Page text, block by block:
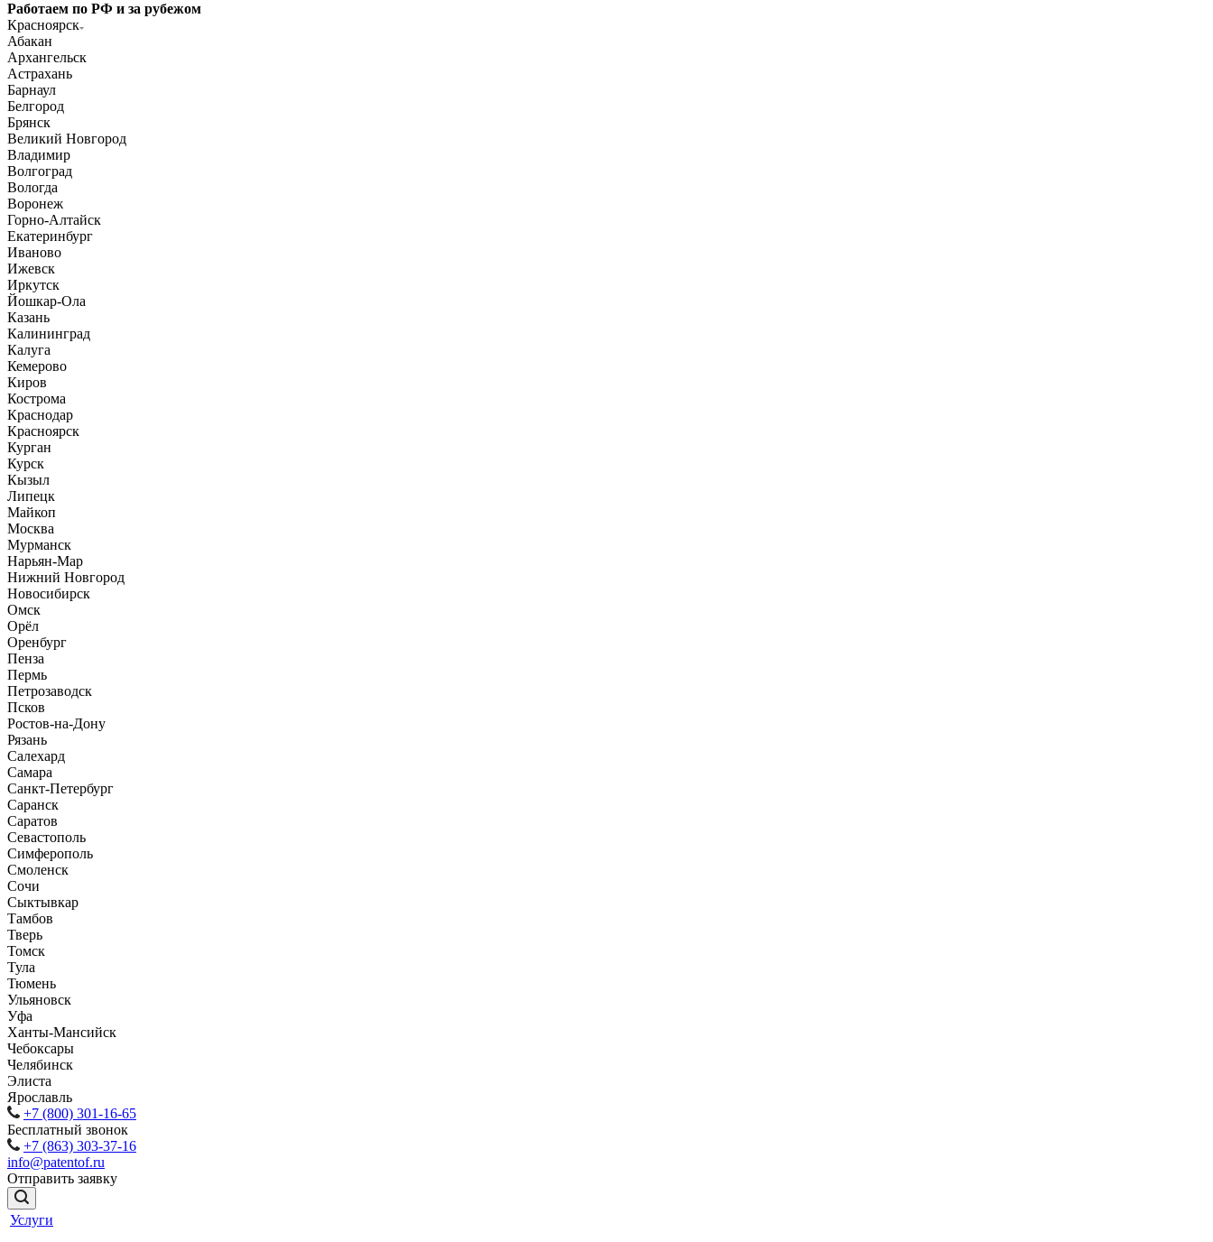
Работаем по РФ и за рубежом
Красноярск
Абакан
Архангельск
Астрахань
Барнаул
Белгород
Брянск
Великий Новгород
Владимир
Волгоград
Вологда
Воронеж
Горно-Алтайск
Екатеринбург
Иваново
Ижевск
Иркутск
Йошкар-Ола
Казань
Калининград
Калуга
Кемерово
Киров
Кострома
Краснодар
Красноярск
Курган
Курск
Кызыл
Липецк
Майкоп
Москва
Мурманск
Нарьян-Мар
Нижний Новгород
Новосибирск
Омск
Орёл
Оренбург
Пенза
Пермь
Петрозаводск
Псков
Ростов-на-Дону
Рязань
Салехард
Самара
Санкт-Петербург
Саранск
Саратов
Севастополь
Симферополь
Смоленск
Сочи
Сыктывкар
Тамбов
Тверь
Томск
Тула
Тюмень
Ульяновск
Уфа
Ханты-Мансийск
Чебоксары
Челябинск
Элиста
Ярославль
+7 (800) 301-16-65
Бесплатный звонок
+7 (863) 303-37-16
info@patentof.ru
Отправить заявку
Услуги